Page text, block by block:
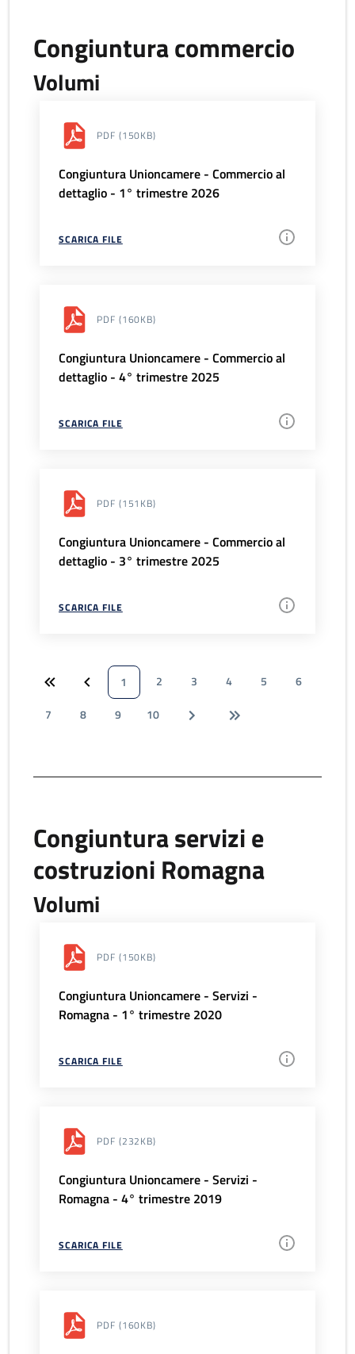
Congiuntura commercio
Volumi
PDF (150KB)
Congiuntura Unioncamere - Commercio al
dettaglio - 1° trimestre 2026
SCARICA FILE
PDF (160KB)
Congiuntura Unioncamere - Commercio al
dettaglio - 4° trimestre 2025
SCARICA FILE
PDF (151KB)
Congiuntura Unioncamere - Commercio al
dettaglio - 3° trimestre 2025
SCARICA FILE
1 2 3 4 5
6
7
8 9 10
Congiuntura servizi e
costruzioni Romagna
Volumi
PDF (150KB)
Congiuntura Unioncamere - Servizi -
Romagna - 1° trimestre 2020
SCARICA FILE
PDF (232KB)
Congiuntura Unioncamere - Servizi -
Romagna - 4° trimestre 2019
SCARICA FILE
PDF (160KB)